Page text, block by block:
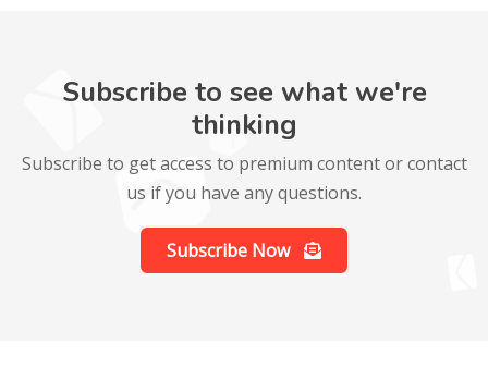
Subscribe to see what we're
thinking
Subscribe to get access to premium content or contact
us if you have any questions.
Subscribe Now